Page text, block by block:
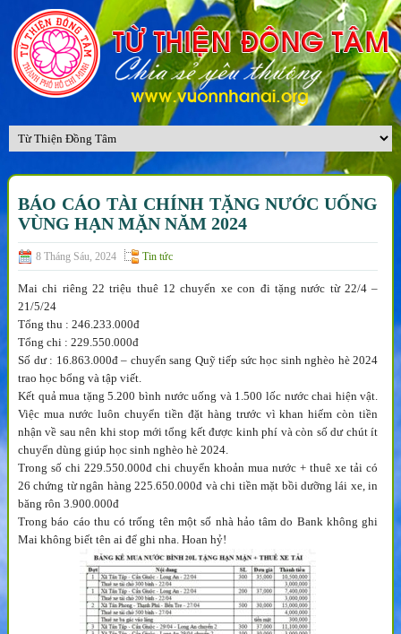
BÁO CÁO TÀI CHÍNH TẶNG NƯỚC UỐNG
VÙNG HẠN MẶN NĂM 2024
8 Tháng Sáu, 2024 Tin tức
Mai chi riêng 22 triệu thuê 12 chuyến xe con đi tặng nước từ 22/4 –
21/5/24
Tổng thu : 246.233.000đ
Tổng chi : 229.550.000đ
Số dư : 16.863.000đ – chuyển sang Quỹ tiếp sức học sinh nghèo hè 2024
trao học bổng và tập viết.
Kết quả mua tặng 5.200 bình nước uống và 1.500 lốc nước chai hiện vật.
Việc mua nước luôn chuyển tiền đặt hàng trước vì khan hiếm còn tiền
nhận về sau nên khi stop mới tổng kết được kinh phí và còn số dư chút ít
chuyển dùng giúp học sinh nghèo hè 2024.
Trong số chi 229.550.000đ chi chuyển khoản mua nước + thuê xe tải có
26 chứng từ ngân hàng 225.650.000đ và chi tiền mặt bồi dưỡng lái xe, in
băng rôn 3.900.000đ
Trong báo cáo thu có trống tên một số nhà hảo tâm do Bank không ghi
Mai không biết tên ai để ghi nha. Hoan hỷ!